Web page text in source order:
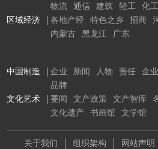
物流
通信 建筑 轻工 化工
区域经济
各地产经 特色之乡 招商
内蒙古
黑龙江 广东
中国制造 企业 新闻 人物 责任 企
品牌
文化艺术
要闻 文产政策 文产智库
文化遗产
书画馆 文学馆
关于我们 组织架构 网站声明